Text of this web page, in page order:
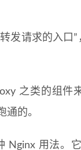
发请求的入口
之类的组件
的。
Nginx 用法。